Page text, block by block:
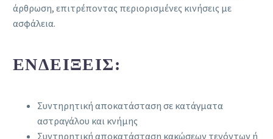
άρθρωση, επιτρέποντας περιορισμένες κινήσεις με
ασφάλεια.
ΕΝΔΕΊΞΕΙΣ:
Συντηρητική αποκατάσταση σε κατάγματα
αστραγάλου και κνήμης
Συντηρητική αποκατάσταση κακώσεων τενόντων ή